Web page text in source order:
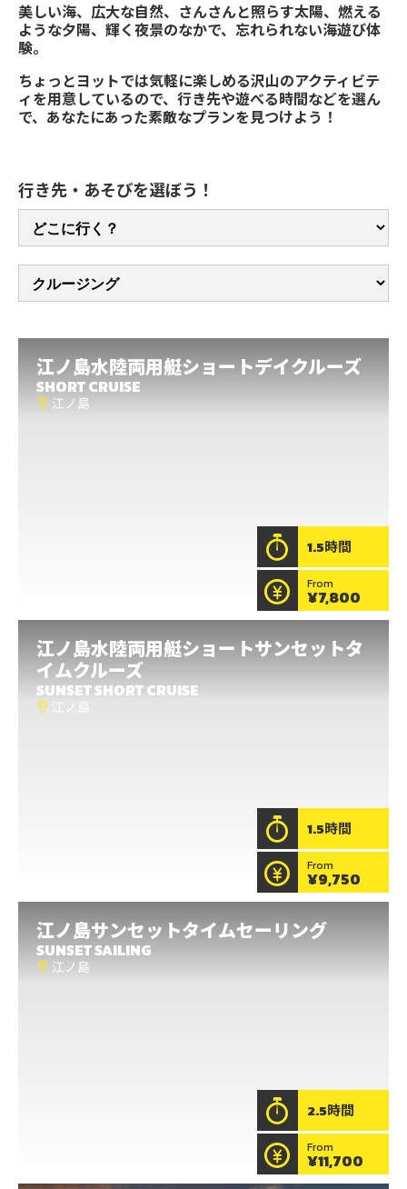
美しい海、広大な自然、さんさんと照らす太陽、燃える
ような夕陽、輝く夜景のなかで、忘れられない海遊び体
験。
ちょっとヨットでは気軽に楽しめる沢山のアクティビテ
ィを用意しているので、行き先や遊べる時間などを選ん
で、あなたにあった素敵なプランを見つけよう！
行き先・あそびを選ぼう！
江ノ島水陸両用艇ショートデイクルーズ
SHORT CRUISE
江ノ島
1.5時間
From
¥7,800
水陸両用艇ショートデイクルーズ
江ノ島
江ノ島にきたのなら水陸両用艇『SEALEGS』で砂浜か
ら海へダイブイン！湘南の砂浜を走りぬけ、海上を高
江ノ島水陸両用艇ショートサンセットタ
イムクルーズ
SUNSET SHORT CRUISE
江ノ島
1.5時間
From
¥9,750
水陸両用艇ショートサンセットタイムク
ルーズ
江ノ島
江ノ島サンセットタイムセーリング
SUNSET SAILING
江ノ島
2.5時間
From
¥11,700